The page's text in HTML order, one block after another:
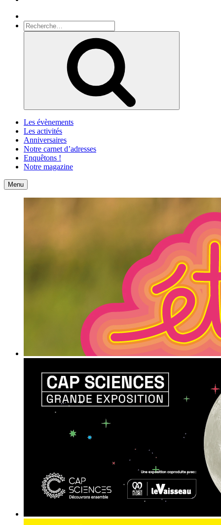
Recherche
pour
Les évènements
Les activités
Anniversaires
Notre carnet d’adresses
Enquêtons !
Notre magazine
Accueil
Menu Contact